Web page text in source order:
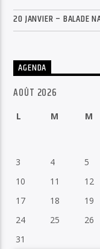
20 JANVIER – BALADE
AGENDA
AOÛT 2026
L M M
3
4 5
10
11 12
17
18 19
24
25 26
31